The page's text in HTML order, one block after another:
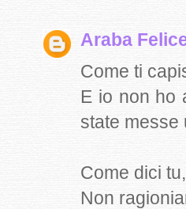
Araba
Come ti
E io non ho
state messe
Come dici
Non